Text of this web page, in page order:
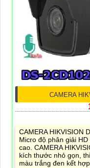
CAMERA
CAMERA HIKVISION
Micro độ phân giải
cao. CAMERA
kích thước nhỏ gọn,
màu trắng đen kết